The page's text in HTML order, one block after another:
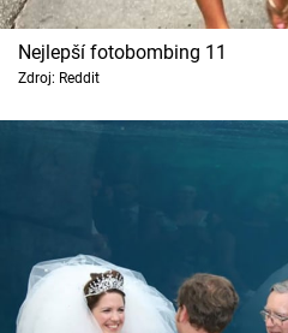
Nejlepší fotobombing 11
Zdroj: Reddit